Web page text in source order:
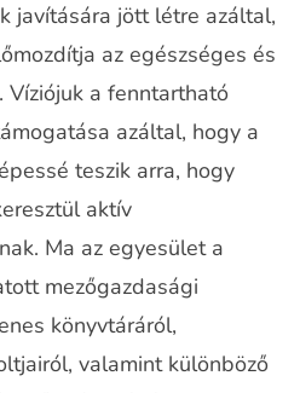
javítására jött létre azáltal,
az egészséges és
a fenntartható
azáltal, hogy a
teszik arra, hogy
aktív
Ma az egyesület a
mezőgazdasági
könyvtáráról,
valamint különböző